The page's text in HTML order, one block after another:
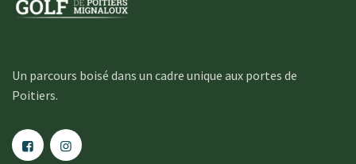
Un parcours boisé dans un cadre unique aux portes de
Poitiers.